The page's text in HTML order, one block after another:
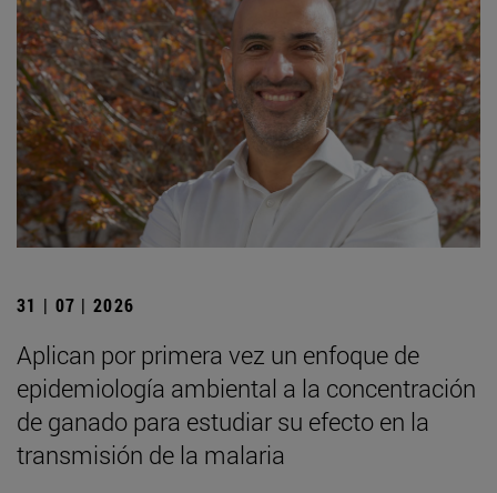
31 | 07 | 2026
Aplican por primera vez un enfoque de
epidemiología ambiental a la concentración
de ganado para estudiar su efecto en la
transmisión de la malaria